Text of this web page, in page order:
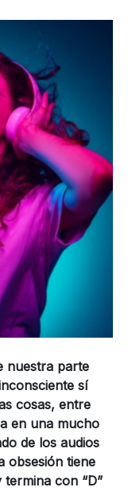
nuestra parte
sí
cosas, entre
en una mucho
de los audios
obsesión tiene
con “D”